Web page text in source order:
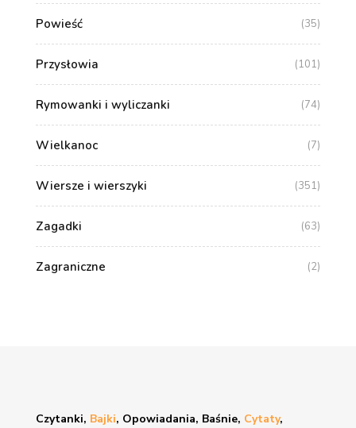
Powieść (35)
Przysłowia (101)
Rymowanki i wyliczanki (74)
Wielkanoc (7)
Wiersze i wierszyki (351)
Zagadki (63)
Zagraniczne (2)
Czytanki, Bajki, Opowiadania, Baśnie, Cytaty,